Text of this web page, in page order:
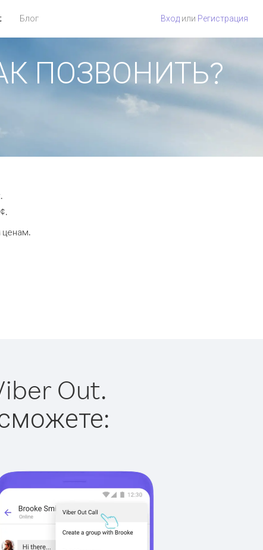
Блог Вход или Регистрация
ПОЗВОНИТЬ?
ценам.
Out.